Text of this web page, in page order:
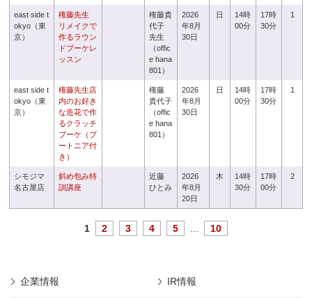
east side t
okyo（東
京）
権藤先生
リメイクで
作るラウン
ドブーケレ
ッスン
権藤貴
代子
先生
（offic
e hana
801）
2026
年8月
30日
日
14時
00分
17時
30分
1
east side t
okyo（東
京）
権藤先生店
内のお好き
な造花で作
るクラッチ
ブーケ（ブ
ートニア付
き）
権藤
貴代子
（offic
e hana
801）
2026
年8月
30日
日
14時
00分
17時
30分
1
シモジマ
名古屋店
斜め包み特
訓講座
近藤
ひとみ
2026
年8月
20日
木
14時
30分
17時
00分
2
1 2 3 4 5 10
企業情報 IR情報